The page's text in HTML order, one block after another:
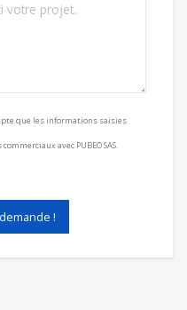
que les informations saisies
avec PUBEO SAS.
!